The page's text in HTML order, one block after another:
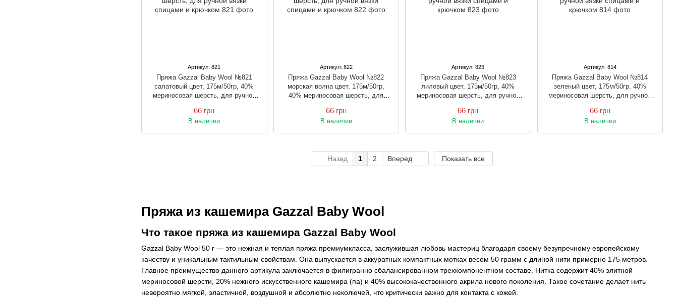
Пряжа из кашемира Gazzal Baby Wool
Что такое пряжа из кашемира Gazzal Baby Wool
Gazzal Baby Wool 50 г — это нежная и теплая пряжа премиумкласса, заслужившая любовь мастериц благодаря своему безупречному европейскому
качеству и уникальным тактильным свойствам. Она выпускается в аккуратных компактных мотках весом 50 грамм с длиной нити примерно 175 метров.
Главное преимущество данного артикула заключается в филигранно сбалансированном трехкомпонентном составе. Нитка содержит 40% элитной
мериносовой шерсти, 20% нежного искусственного кашемира (па) и 40% высококачественного акрила нового поколения. Такое сочетание делает нить
невероятно мягкой, эластичной, воздушной и абсолютно неколючей, что критически важно для контакта с кожей.
Артикул: 821
Пряжа Gazzal Baby Wool №821
салатовый цвет, 175м/50гр, 40%
мериносовая шерсть, для ручной
66 грн
В наличии
Артикул: 822
Пряжа Gazzal Baby Wool №822
морская волна цвет, 175м/50гр,
40% мериносовая шерсть, для
66 грн
В наличии
Артикул: 823
Пряжа Gazzal Baby Wool №823
лиловый цвет, 175м/50гр, 40%
мериносовая шерсть, для ручной
66 грн
В наличии
Артикул: 814
Пряжа Gazzal Baby Wool №814
зеленый цвет, 175м/50гр, 40%
мериносовая шерсть, для ручной
66 грн
В наличии
Назад 1 2 Вперед Показать все